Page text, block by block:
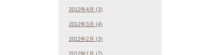
2012年4月 (3)
2012年3月 (4)
2012年2月 (3)
2012年1月 (7)